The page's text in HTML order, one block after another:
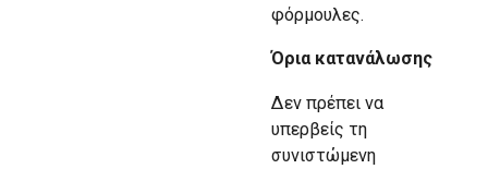
φόρμουλες.
Όρια κατανάλωσης
Δεν πρέπει να
υπερβείς τη
συνιστώμενη